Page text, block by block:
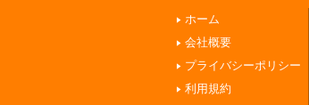
ホーム
会社概要
プライバシーポリシー
利用規約